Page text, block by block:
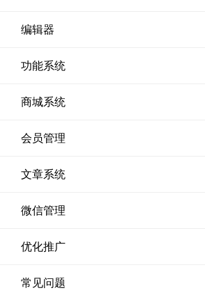
编辑器
功能系统
商城系统
会员管理
文章系统
微信管理
优化推广
常见问题